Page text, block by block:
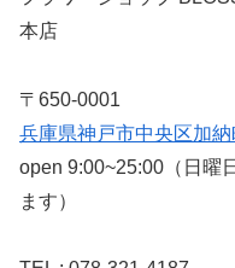
本店
〒650-0001
兵庫県神戸市中央区加
open 9:00~25:00（日曜
ます）